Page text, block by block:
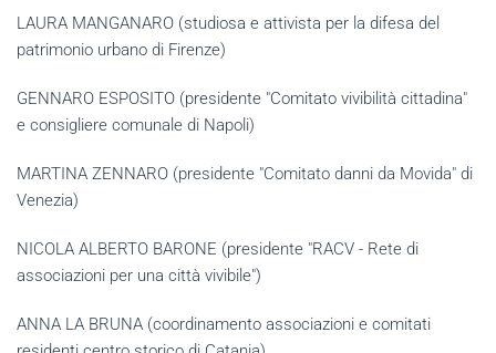
LAURA MANGANARO (studiosa e attivista per la difesa del
patrimonio urbano di Firenze)
GENNARO ESPOSITO (presidente "Comitato vivibilità cittadina"
e consigliere comunale di Napoli)
MARTINA ZENNARO (presidente "Comitato danni da Movida" di
Venezia)
NICOLA ALBERTO BARONE (presidente "RACV - Rete di
associazioni per una città vivibile")
ANNA LA BRUNA (coordinamento associazioni e comitati